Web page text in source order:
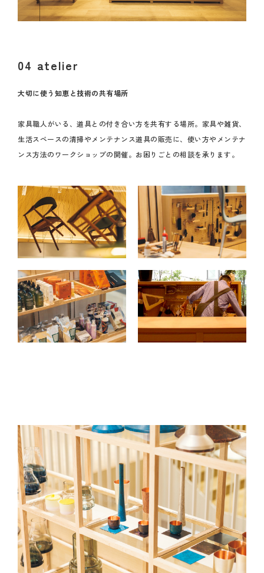
04 atelier
大切に使う知恵と技術の共有場所
家具職人がいる、道具との付き合い方を共有する場所。家具や雑貨、
生活スペースの清掃やメンテナンス道具の販売に、使い方やメンテナ
ンス方法のワークショップの開催。お困りごとの相談を承ります。